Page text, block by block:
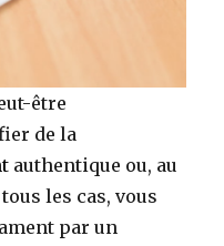
être
de la
authentique ou, au
les cas, vous
par un